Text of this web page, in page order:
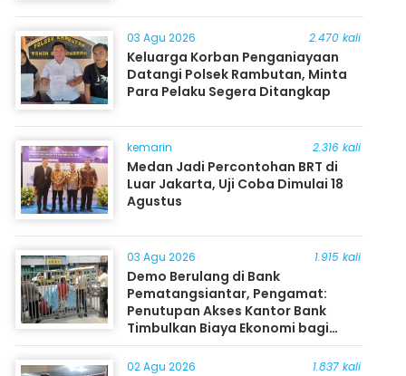
03 Agu 2026 2.470 kali
Keluarga Korban Penganiayaan
Datangi Polsek Rambutan, Minta
Para Pelaku Segera Ditangkap
kemarin 2.316 kali
Medan Jadi Percontohan BRT di
Luar Jakarta, Uji Coba Dimulai 18
Agustus
03 Agu 2026 1.915 kali
Demo Berulang di Bank
Pematangsiantar, Pengamat:
Penutupan Akses Kantor Bank
Timbulkan Biaya Ekonomi bagi
Masyarakat
02 Agu 2026 1.837 kali